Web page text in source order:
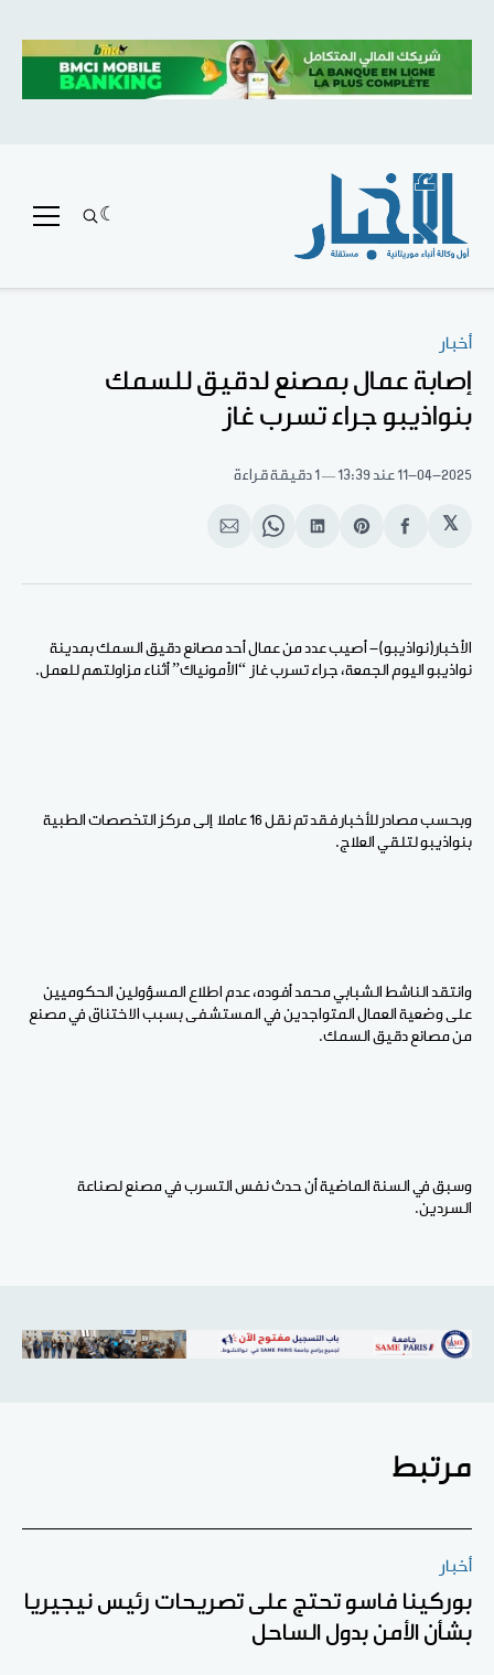
أخبار
إصابة عمال بمصنع لدقيق للسمك
بنواذيبو جراء تسرب غاز
11-04-2025 عند 13:39 1 دقيقة قراءة
𝕏
انشر
الفيسبوك
Share
Pinterest
انشر
لينكد
Share
WhatsApp
انشر
الإيميل
الأخبار(نواذيبو)- أصيب عدد من عمال أحد مصانع دقيق السمك بمدينة
نواذيبو اليوم الجمعة، جراء تسرب غاز “الأمونياك” أثناء مزاولتهم للعمل.
وبحسب مصادر للأخبار فقد تم نقل 16 عاملا إلى مركز التخصصات الطبية
بنواذيبو لتلقي العلاج.
وانتقد الناشط الشبابي محمد أفوده، عدم اطلاع المسؤولين الحكوميين
على وضعية العمال المتواجدين في المستشفى بسبب الاختناق في مصنع
من مصانع دقيق السمك.
وسبق في السنة الماضية أن حدث نفس التسرب في مصنع لصناعة
السردين.
مرتبط
أخبار
بوركينا فاسو تحتج على تصريحات رئيس نيجيريا
بشأن الأمن بدول الساحل